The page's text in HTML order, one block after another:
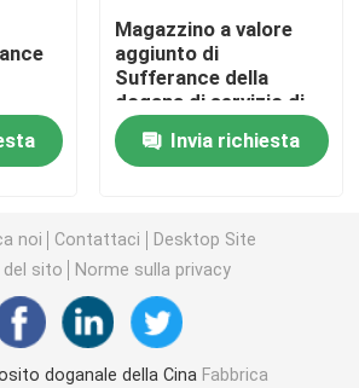
doganale
della Cina
di Shenzhen
della Cina
Magazzino a valore
aggiunto di
Sufferance della
dogana di servizio di
logistica della Cina di
importazioni-
esportazioni
Invia richiesta
noi Contattaci
Desktop Site
del sito
Norme sulla privacy
doganale della Cina Fabbrica